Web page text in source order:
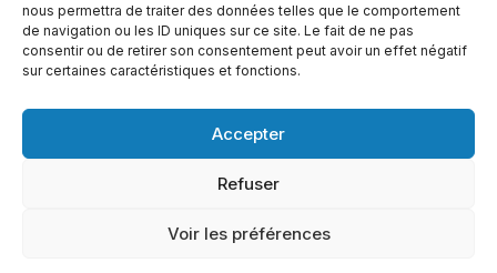
nous permettra de traiter des données telles que le comportement
de navigation ou les ID uniques sur ce site. Le fait de ne pas
consentir ou de retirer son consentement peut avoir un effet négatif
sur certaines caractéristiques et fonctions.
Accepter
Refuser
Voir les préférences
Chambery
Immeuble le Paris
73000 Chambéry
© All rights reserved
Mentions légales –Cookies – Politiques de confidentialité